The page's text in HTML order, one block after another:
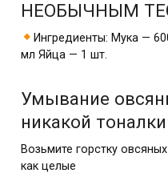
НEOБЫЧНЫМ
Ингpeдиeнты: Μукa —
мл Яйцa — 1 шт.
Умывание
никакой
Возьмите горстку
как целые